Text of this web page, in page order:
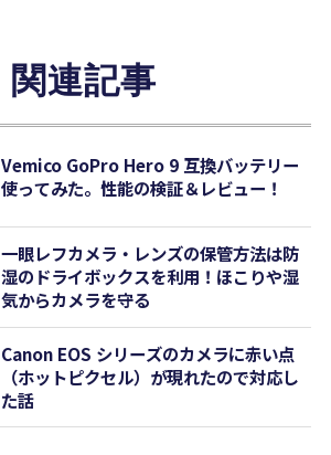
関連記事
Vemico GoPro Hero 9 互換バッテリー
使ってみた。性能の検証＆レビュー！
一眼レフカメラ・レンズの保管方法は防
湿のドライボックスを利用！ほこりや湿
気からカメラを守る
Canon EOS シリーズのカメラに赤い点
（ホットピクセル）が現れたので対応し
た話